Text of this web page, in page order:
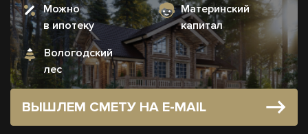
Можно
в ипотеку
Материнский
капитал
Вологодский
лес
ВЫШЛЕМ СМЕТУ НА E-MAIL